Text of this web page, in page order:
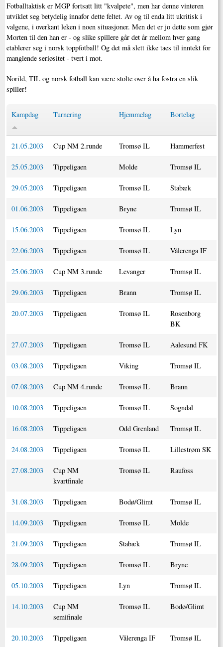
Fotballtaktisk er MGP fortsatt litt "kvalpete", men har denne vinteren
utviklet seg betydelig innafor dette feltet. Av og til enda litt ukritisk i
valgene, i overkant leken i noen situasjoner. Men det er jo dette som gjør
Morten til den han er - og slike spillere går det år mellom hver gang
etablerer seg i norsk toppfotball! Og det må slett ikke taes til inntekt for
manglende seriøsitet - tvert i mot.
Norild, TIL og norsk fotball kan være stolte over å ha fostra en slik
spiller!
Kampdag Turnering Hjemmelag Bortelag
21.05.2003 Cup NM 2.runde Tromsø IL Hammerfest
25.05.2003 Tippeligaen Molde Tromsø IL
29.05.2003 Tippeligaen Tromsø IL Stabæk
01.06.2003 Tippeligaen Bryne Tromsø IL
15.06.2003 Tippeligaen Tromsø IL Lyn
22.06.2003 Tippeligaen Tromsø IL Vålerenga IF
25.06.2003 Cup NM 3.runde Levanger Tromsø IL
29.06.2003 Tippeligaen Brann Tromsø IL
20.07.2003 Tippeligaen Tromsø IL
Rosenborg
BK
27.07.2003 Tippeligaen Tromsø IL Aalesund FK
03.08.2003 Tippeligaen Viking Tromsø IL
07.08.2003 Cup NM 4.runde Tromsø IL Brann
10.08.2003 Tippeligaen Tromsø IL Sogndal
16.08.2003 Tippeligaen Odd Grenland Tromsø IL
24.08.2003 Tippeligaen Tromsø IL Lillestrøm SK
27.08.2003
Cup NM
kvartfinale
Tromsø IL Raufoss
31.08.2003 Tippeligaen Bodø/Glimt Tromsø IL
14.09.2003 Tippeligaen Tromsø IL Molde
21.09.2003 Tippeligaen Stabæk Tromsø IL
28.09.2003 Tippeligaen Tromsø IL Bryne
05.10.2003 Tippeligaen Lyn Tromsø IL
14.10.2003
Cup NM
semifinale
Tromsø IL Bodø/Glimt
20.10.2003 Tippeligaen Vålerenga IF Tromsø IL